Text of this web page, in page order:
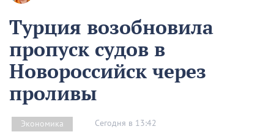
Турция возобновила
пропуск судов в
Новороссийск через
проливы
Экономика Сегодня в 13:42